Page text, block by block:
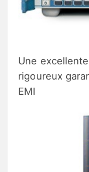
Une
rigoureux
EMI